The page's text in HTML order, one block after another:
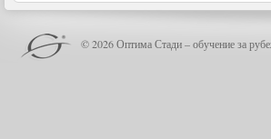
© 2026 Оптима Стади – обучение за